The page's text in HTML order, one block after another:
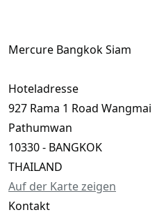
Mercure Bangkok Siam
Hoteladresse
927 Rama 1 Road Wangmai
Pathumwan
10330 - BANGKOK
THAILAND
Auf der Karte zeigen
Kontakt